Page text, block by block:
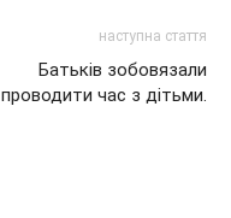
наступна стаття
Батьків зобовязали
проводити час з дітьми.